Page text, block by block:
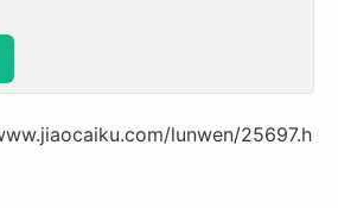
lunwen/25697.h